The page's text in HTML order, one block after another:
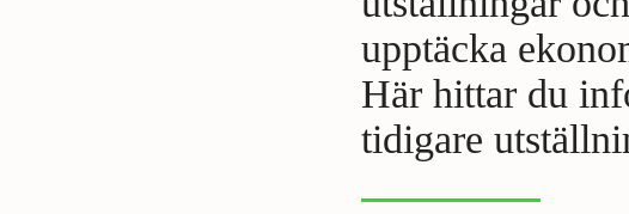
upptäcka
Här hittar du
tidigare